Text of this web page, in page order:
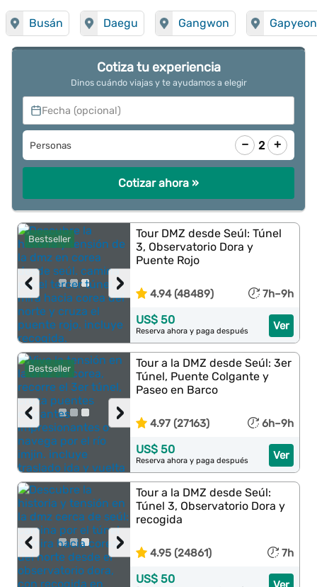
Busán Daegu Gangwon
Cotiza tu experiencia
Dinos cuándo viajas y te ayudamos a elegir
Fecha (opcional)
Personas − 2 +
Cotizar ahora »
Bestseller
›
‹
Tour DMZ desde Seúl: Túnel
3, Observatorio Dora y
Puente Rojo
4.94 (48489) 7h–9h
Ver
US$ 50
Reserva ahora y paga después
Bestseller
›
‹
Tour a la DMZ desde Seúl: 3er
Túnel, Puente Colgante y
Paseo en Barco
4.97 (27163) 6h–9h
Ver
US$ 50
Reserva ahora y paga después
›
‹
Tour a la DMZ desde Seúl:
Túnel 3, Observatorio Dora y
recogida
4.95 (24861) 7h
US$ 50